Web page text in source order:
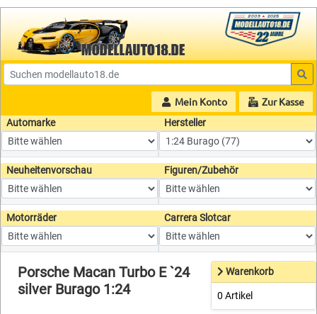
Mein Konto Zur Kasse
Automarke Hersteller
Neuheitenvorschau Figuren/Zubehör
Motorräder Carrera Slotcar
Porsche Macan Turbo E `24
silver Burago 1:24
Warenkorb
0 Artikel